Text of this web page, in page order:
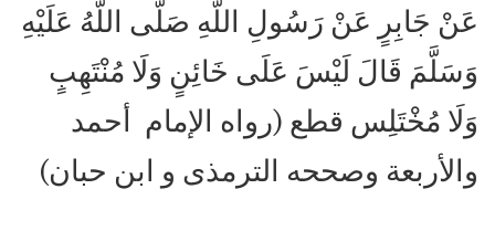
عَنْ جَابِرٍ عَنْ رَسُولِ اللَّهِ صَلَّى اللَّهُ عَلَيْهِ
وَسَلَّمَ قَالَ لَيْسَ عَلَى خَائِنٍ وَلَا مُنْتَهِبٍ
وَلَا مُخْتَلِس قطع (رواه الإمام أحمد
والأربعة وصححه الترمذى و ابن حبان)